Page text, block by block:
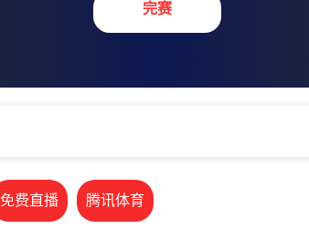
完赛
免费直播 腾讯体育